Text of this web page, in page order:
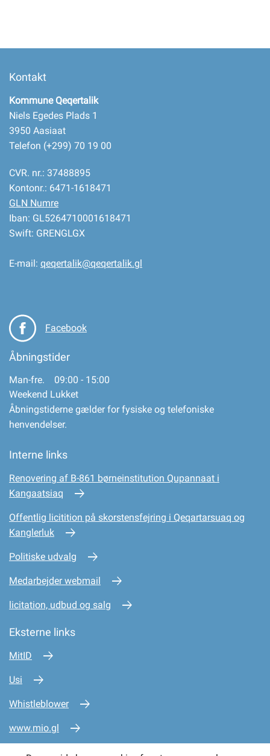
Tidsbestilling
Kontakt
Kommune Qeqertalik
Niels Egedes Plads 1
3950 Aasiaat
Telefon (+299) 70 19 00
CVR. nr.: 37488895
Kontonr.: 6471-1618471
GLN Numre
Iban: GL5264710001618471
Swift: GRENGLGX
E-mail: qeqertalik@qeqertalik.gl
Facebook
Åbningstider
Man-fre. 09:00 - 15:00
Weekend Lukket
Åbningstiderne gælder for fysiske og telefoniske
henvendelser.
Interne links
Renovering af B-861 børneinstitution Qupannaat i
Kangaatsiaq
Offentlig licitition på skorstensfejring i Qeqartarsuaq og
Kanglerluk
Politiske udvalg
Medarbejder webmail
licitation, udbud og salg
Eksterne links
MitID
Usi
Whistleblower
www.mio.gl
www.sullissivik.gl